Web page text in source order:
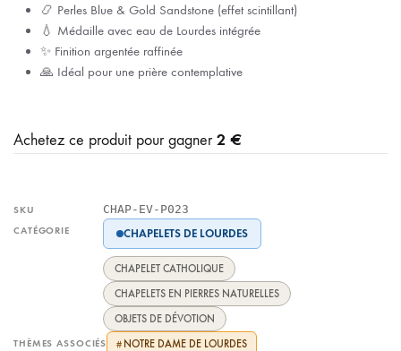
📿 Perles Blue & Gold Sandstone (effet scintillant)
💧 Médaille avec eau de Lourdes intégrée
✨ Finition argentée raffinée
🙏 Idéal pour une prière contemplative
Achetez ce produit pour gagner2 €
SKU CHAP-EV-P023
CATÉGORIE CHAPELETS DE LOURDES
CHAPELET CATHOLIQUE
CHAPELETS EN PIERRES NATURELLES
OBJETS DE DÉVOTION
THÈMES ASSOCIÉS # NOTRE DAME DE LOURDES